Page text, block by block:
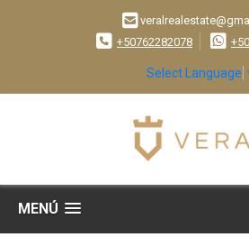
+50762282078
Select Language
MENÚ